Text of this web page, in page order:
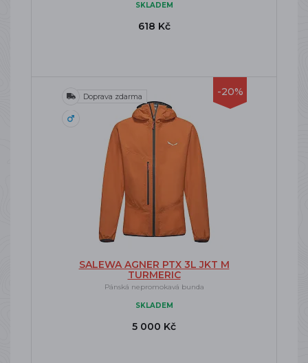
SKLADEM
618 Kč
-20%
Doprava zdarma
SALEWA AGNER PTX 3L JKT M
TURMERIC
Pánská nepromokavá bunda
SKLADEM
5 000 Kč